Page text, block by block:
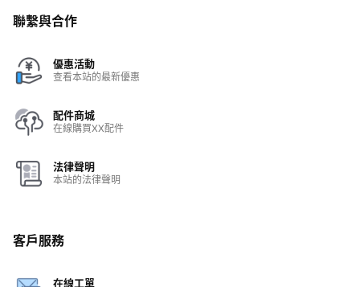
聯繫與合作
優惠活動
查看本站的最新優惠
配件商城
在線購買XX配件
法律聲明
本站的法律聲明
客戶服務
在線工單